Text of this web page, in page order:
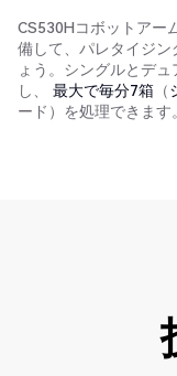
CS530Hコボットアー
備して、パレタイジン
ょう。シングルとデ
し、
最大で毎分7箱（
ード）を処理できます。